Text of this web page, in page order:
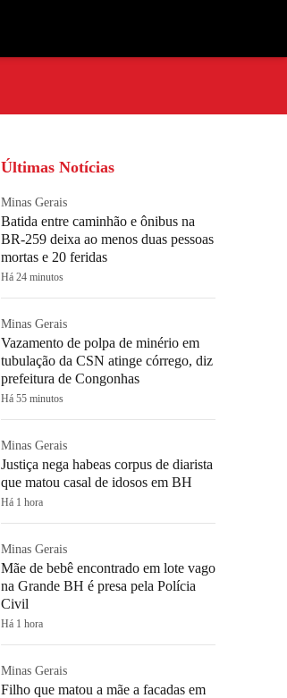
Últimas Notícias
Minas Gerais
Batida entre caminhão e ônibus na
BR-259 deixa ao menos duas pessoas
mortas e 20 feridas
Há 24 minutos
Minas Gerais
Vazamento de polpa de minério em
tubulação da CSN atinge córrego, diz
prefeitura de Congonhas
Há 55 minutos
Minas Gerais
Justiça nega habeas corpus de diarista
que matou casal de idosos em BH
Há 1 hora
Minas Gerais
Mãe de bebê encontrado em lote vago
na Grande BH é presa pela Polícia
Civil
Há 1 hora
Minas Gerais
Filho que matou a mãe a facadas em